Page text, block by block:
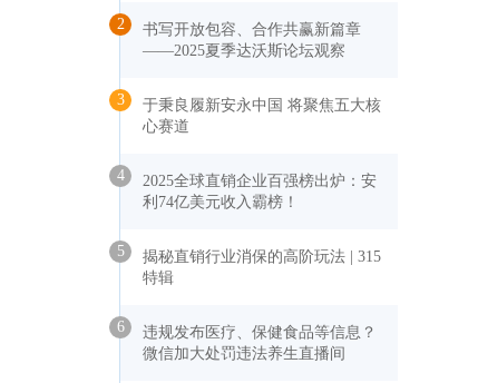
2
书写开放包容、合作共赢新篇章
——2025夏季达沃斯论坛观察
3
于秉良履新安永中国 将聚焦五大核
心赛道
4
2025全球直销企业百强榜出炉：安
利74亿美元收入霸榜！
5
揭秘直销行业消保的高阶玩法 | 315
特辑
6
违规发布医疗、保健食品等信息？
微信加大处罚违法养生直播间